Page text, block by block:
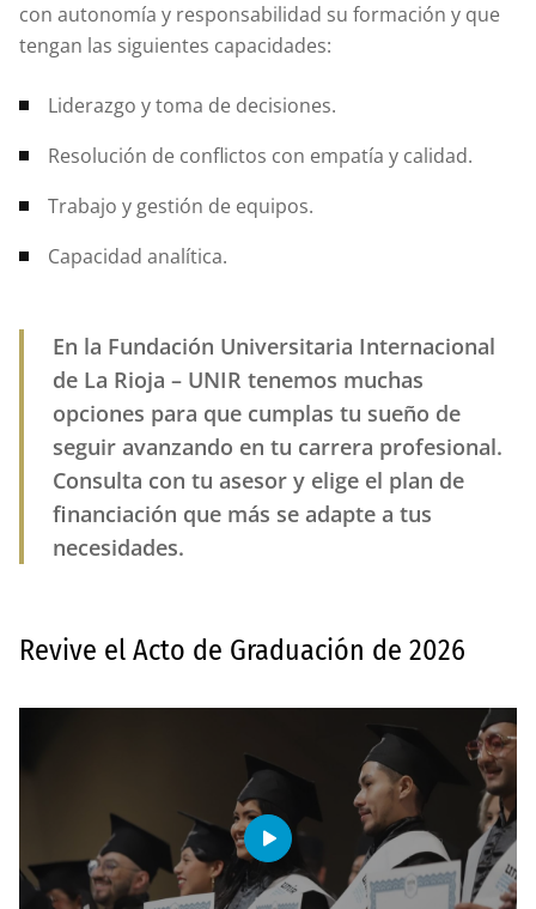
con autonomía y responsabilidad su formación y que
tengan las siguientes capacidades:
Liderazgo y toma de decisiones.
Resolución de conflictos con empatía y calidad.
Trabajo y gestión de equipos.
Capacidad analítica.
En la Fundación Universitaria Internacional
de La Rioja – UNIR tenemos muchas
opciones para que cumplas tu sueño de
seguir avanzando en tu carrera profesional.
Consulta con tu asesor y elige el plan de
financiación que más se adapte a tus
necesidades.
Revive el Acto de Graduación de 2026